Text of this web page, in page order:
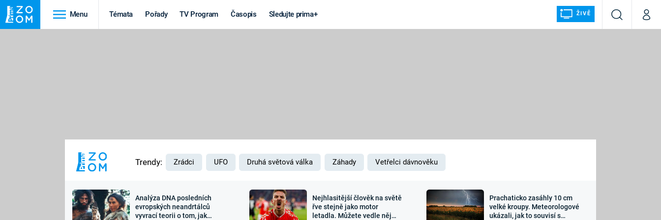
Menu Témata Pořady TV Program Časopis Sledujte prima+ ŽIVĚ
VyhledáváníMůj
MARS
Výročí
Záhady a
Zajímavosti Sledujte nás
Trendy: Zrádci UFO Druhá světová válka Záhady Vetřelci dávnověku
Analýza DNA posledních
evropských neandrtálců
vyvrací teorii o tom, jak
Nejhlasitější člověk na světě
řve stejně jako motor
letadla. Můžete vedle něj
Prachaticko zasáhly 10 cm
velké kroupy. Meteorologové
ukázali, jak to souvisí s